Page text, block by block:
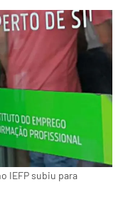
IEFP subiu para